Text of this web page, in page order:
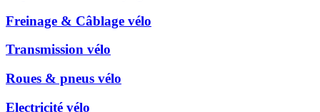
Freinage & Câblage vélo
Transmission vélo
Roues & pneus vélo
Electricité vélo